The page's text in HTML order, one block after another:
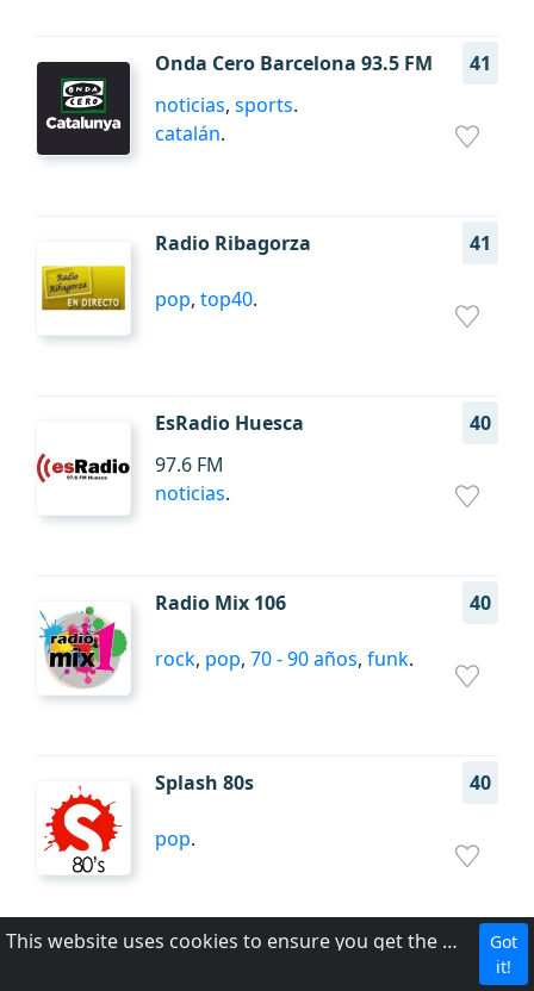
Onda Cero Barcelona 93.5 FM
41
noticias, sports.
catalán.
Radio Ribagorza 41
pop, top40.
EsRadio Huesca
40
97.6 FM
noticias.
Radio Mix 106 40
rock, pop, 70 - 90 años, funk.
Splash 80s 40
pop.
This website uses cookies to ensure you get the best experience on our website.
Got
it!